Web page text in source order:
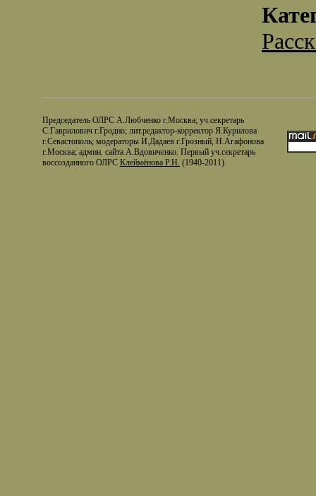
Председатель ОЛРС А.Любченко г.Москва; уч.секретарь
С.Гаврилович г.Гродно; лит.редактор-корректор Я.Курилова
г.Севастополь; модераторы И.Дадаев г.Грозный, Н.Агафонова
г.Москва; админ. сайта А.Вдовиченко. Первый уч.секретарь
воссозданного ОЛРС Клеймёнова Р.Н. (1940-2011).